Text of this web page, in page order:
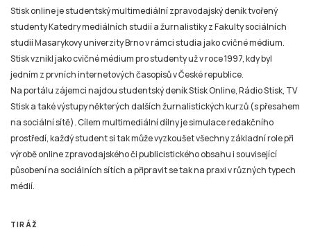
Stisk online je studentský multimediální zpravodajský deník tvořený
studenty Katedry mediálních studií a žurnalistiky z Fakulty sociálních
studií Masarykovy univerzity Brno v rámci studia jako cvičné médium.
Stisk vznikl jako cvičné médium pro studenty už v roce 1997, kdy byl
jedním z prvních internetových časopisů v České republice.
Na portálu zájemci najdou studentský deník Stisk Online, Rádio Stisk, TV
Stisk a také výstupy některých dalších žurnalistických kurzů (s přesahem
na sociální sítě). Cílem multimediální dílny je simulace redakčního
prostředí, každý student si tak může vyzkoušet všechny základní role při
výrobě online zpravodajského či publicistického obsahu i související
působení na sociálních sítích a připravit se tak na praxi v různých typech
médií.
TIRÁŽ